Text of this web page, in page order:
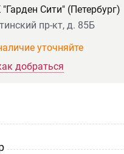
Сити" (Петербург)
пр-кт, д. 85Б
уточняйте
добраться